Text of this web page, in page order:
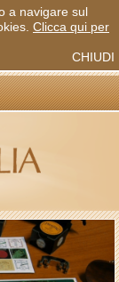
a navigare sul
Clicca qui per
CHIUDI